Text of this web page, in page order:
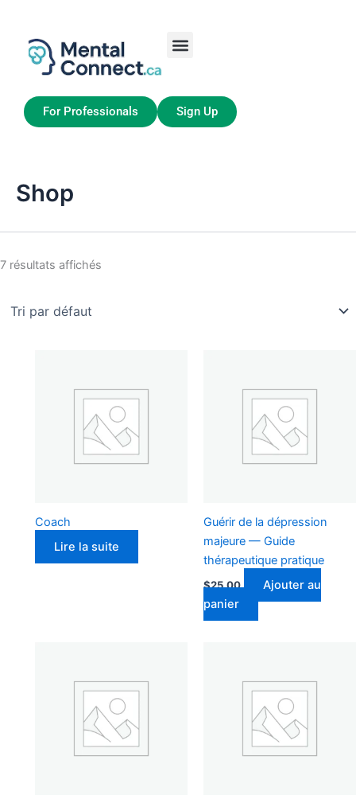
contenu
For Professionals Sign Up
Shop
7 résultats affichés
Coach
Lire la suite
Guérir de la dépression
majeure — Guide
thérapeutique pratique
$25.00
Ajouter au
panier